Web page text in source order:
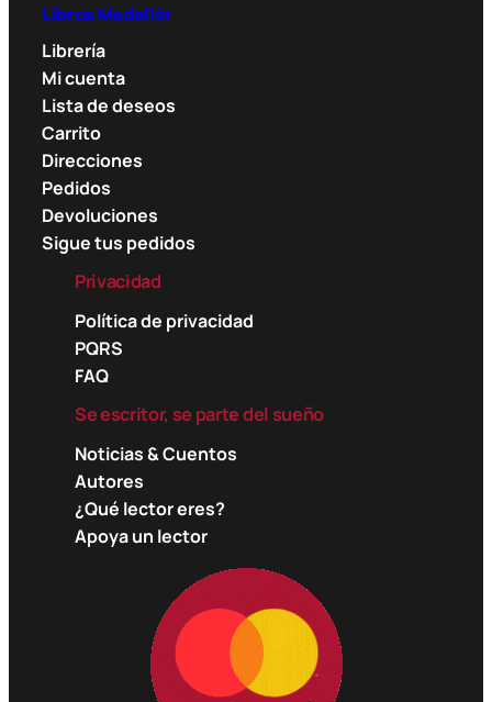
Libros Medellín
Librería
Mi cuenta
Lista de deseos
Carrito
Direcciones
Pedidos
Devoluciones
Sigue tus pedidos
Privacidad
Política de privacidad
PQRS
FAQ
Se escritor, se parte del sueño
Noticias & Cuentos
Autores
¿Qué lector eres?
Apoya un lector